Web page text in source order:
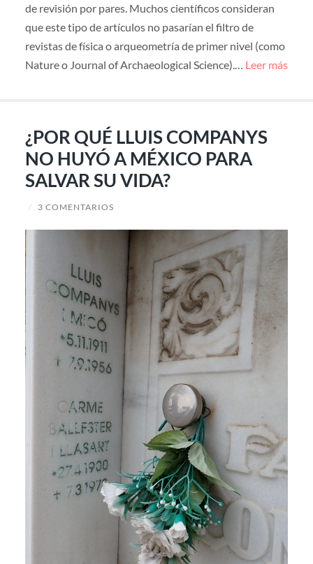
de revisión por pares. Muchos científicos consideran
que este tipo de artículos no pasarían el filtro de
revistas de física o arqueometría de primer nivel (como
Nature o Journal of Archaeological Science).… Leer más
¿POR QUÉ LLUIS COMPANYS
NO HUYÓ A MÉXICO PARA
SALVAR SU VIDA?
/ 3 COMENTARIOS